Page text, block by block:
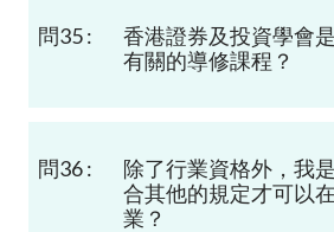
問35 : 香港證券及投資學會
有關的導修課程？
問36 :
除了行業資格外，我
合其他的規定才可以
業？